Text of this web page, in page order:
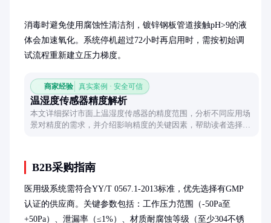
消毒时避免使用腐蚀性清洁剂，镀锌钢板管道接触pH>9的液
体会加速氧化。系统停机超过72小时再启用时，需按初始调
试流程重新建立压力梯度。
商家经验 真实案例 · 安全可信
温湿度传感器精度解析
本文详细探讨市面上温湿度传感器的精度范围，分析不同应用场
景对精度的需求，并介绍影响精度的关键因素，帮助读者选择合
B2B采购指南
医用级系统需符合YY/T 0567.1-2013标准，优先选择有GMP
认证的供应商。关键参数包括：工作压力范围（-50Pa至
+50Pa）、泄漏率（≤1%）、材质耐腐蚀等级（至少304不锈